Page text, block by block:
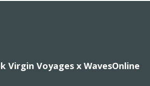
Virgin Voyages x WavesOnline